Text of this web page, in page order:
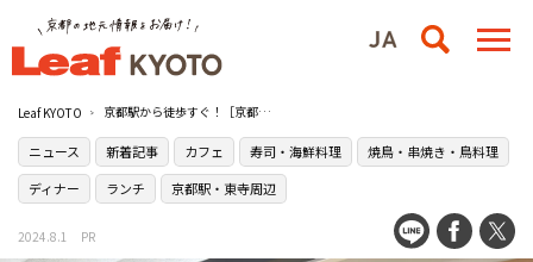
Leaf KYOTO 京都駅から徒歩すぐ！［京都アバンティ］B1Fのレストランフロアに注目の飲食店3軒が続々登場
ニュース 新着記事 カフェ 寿司・海鮮料理
焼鳥・串焼き・鳥料理
ディナー
ランチ 京都駅・東寺周辺
2024.8.1 PR